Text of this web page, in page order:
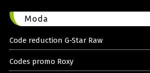
Moda
Code reduction G-Star Raw
Codes promo Roxy